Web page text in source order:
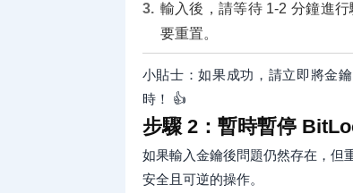
輸入後，請等待 1-2 分鐘進
要重置。
小貼士：如果成功，請立即將金
時！ 👍
步驟 2：暫時暫停
如果輸入金鑰後問題仍然存在，但
安全且可逆的操作。